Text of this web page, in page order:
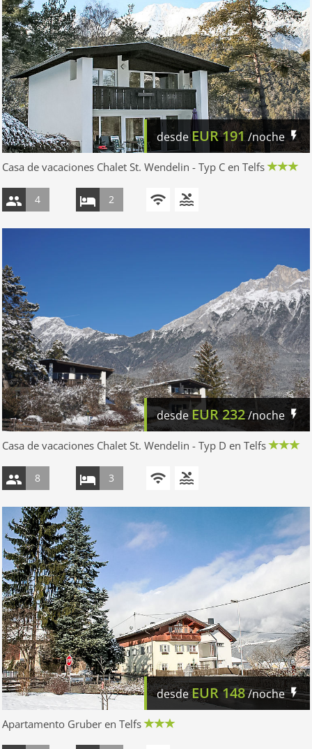
desdeEUR191/noche
Casa de vacaciones Chalet St. Wendelin - Typ C en Telfs
4 2
desde EUR232/noche
Casa de vacaciones Chalet St. Wendelin - Typ D en Telfs
8 3
desdeEUR 148/noche
Apartamento Gruber en Telfs